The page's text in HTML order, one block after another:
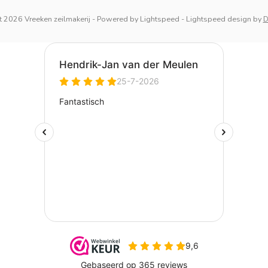
Vreeken zeilmakerij - Powered by Lightspeed - Lightspeed design by